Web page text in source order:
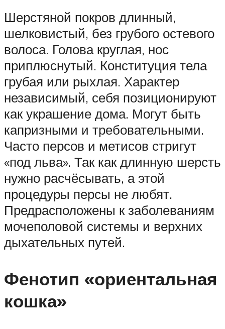
Шерстяной покров длинный,
шелковистый, без грубого остевого
волоса. Голова круглая, нос
приплюснутый. Конституция тела
грубая или рыхлая. Характер
независимый, себя позиционируют
как украшение дома. Могут быть
капризными и требовательными.
Часто персов и метисов стригут
«под льва». Так как длинную шерсть
нужно расчёсывать, а этой
процедуры персы не любят.
Предрасположены к заболеваниям
мочеполовой системы и верхних
дыхательных путей.
Фенотип «ориентальная
кошка»